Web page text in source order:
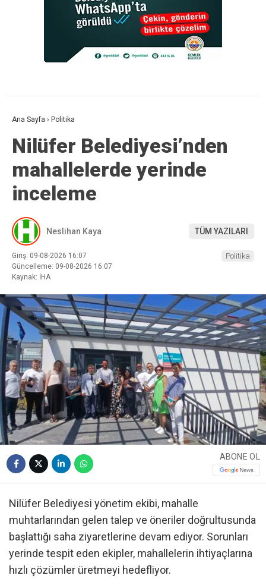
Ana Sayfa › Politika
Nilüfer Belediyesi’nden
mahallelerde yerinde
inceleme
Neslihan Kaya TÜM YAZILARI
Giriş: 09-08-2026 16:07
Güncelleme: 09-08-2026 16:07
Kaynak: İHA
Politika
ABONE OL
Nilüfer Belediyesi yönetim ekibi, mahalle
muhtarlarından gelen talep ve öneriler doğrultusunda
başlattığı saha ziyaretlerine devam ediyor. Sorunları
yerinde tespit eden ekipler, mahallelerin ihtiyaçlarına
hızlı çözümler üretmeyi hedefliyor.